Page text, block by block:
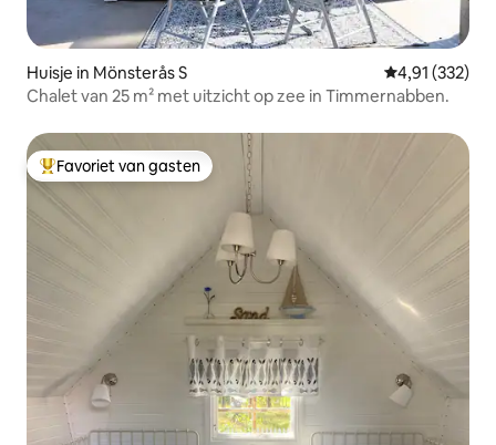
Huisje in Mönsterås S Gemiddelde
4,91 (332)
Chalet van 25 m² met uitzicht op zee in Timmernabben.
Topfavoriet van gasten
Favoriet van gasten